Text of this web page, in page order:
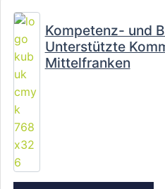
Kompetenz- und
Unterstützte
Mittelfranken